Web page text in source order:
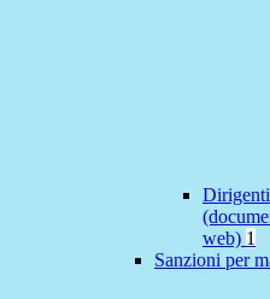
web) 1
Sanzioni per